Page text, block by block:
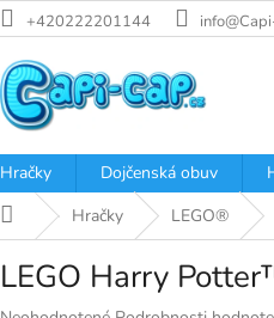
+420222201144
Hračky Dojčenská obuv
DomovHračky LEGO®
LEGO Harry